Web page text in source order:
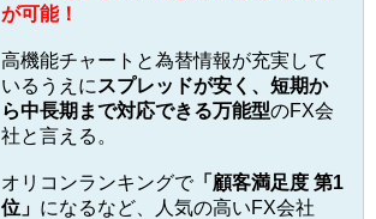
が可能！
高機能チャートと為替情報が充実して
いるうえに スプレッドが安く、短期か
ら中長期まで対応できる万能型のFX会
社と言える。
オリコンランキングで「顧客満足度 第1
位」 になるなど、人気の高いFX会社